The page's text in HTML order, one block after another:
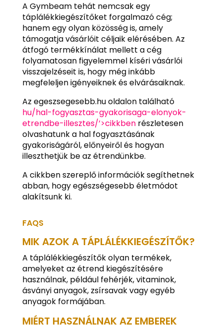
A Gymbeam tehát nemcsak egy
táplálékkiegészítőket forgalmazó cég;
hanem egy olyan közösség is, amely
támogatja vásárlóit céljaik elérésében. Az
átfogó termékkínálat mellett a cég
folyamatosan figyelemmel kíséri vásárlói
visszajelzéseit is, hogy még inkább
megfeleljen igényeiknek és elvárásaiknak.
Az egeszsegesebb.hu oldalon található
hu/hal-fogyasztas-gyakorisaga-elonyok-
etrendbe-illesztes/’>cikkbenrészletesen
olvashatunk a hal fogyasztásának
gyakoriságáról, előnyeiről és hogyan
illeszthetjük be az étrendünkbe.
A cikkben szereplő információk segíthetnek
abban, hogy egészségesebb életmódot
alakítsunk ki.
FAQS
MIK AZOK A TÁPLÁLÉKKIEGÉSZÍTŐK?
A táplálékkiegészítők olyan termékek,
amelyeket az étrend kiegészítésére
használnak, például fehérjék, vitaminok,
ásványi anyagok, zsírsavak vagy egyéb
anyagok formájában.
MIÉRT HASZNÁLNAK AZ EMBEREK